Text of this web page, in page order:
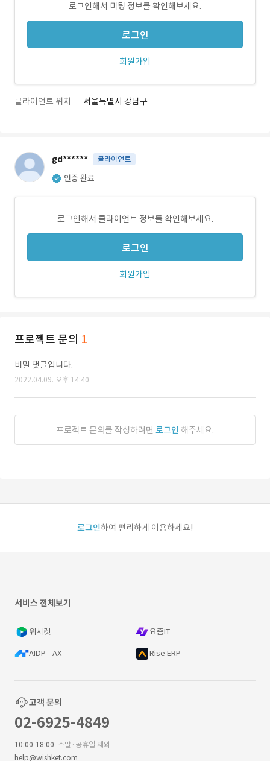
로그인해서 미팅 정보를 확인해보세요.
로그인
회원가입
클라이언트 위치 서울특별시 강남구
gd****** 클라이언트
인증 완료
로그인해서 클라이언트 정보를 확인해보세요.
로그인
회원가입
프로젝트 문의 1
비밀 댓글입니다.
2022.04.09. 오후 14:40
프로젝트 문의를 작성하려면 로그인 해주세요.
로그인하여 편리하게 이용하세요!
서비스 전체보기
위시켓 요즘IT
AIDP - AX Rise ERP
고객 문의
02-6925-4849
10:00-18:00 주말·공휴일 제외
help@wishket.com